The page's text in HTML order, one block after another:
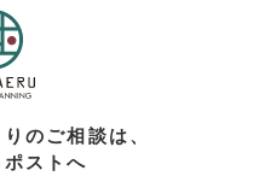
のご相談は、
ストへ